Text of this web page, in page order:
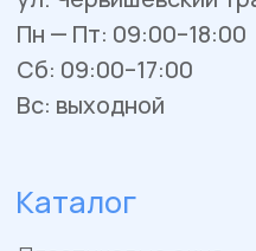
Сервис и ремонт
Системы перегородок
Рольставни
Гаражные и уличные ворота